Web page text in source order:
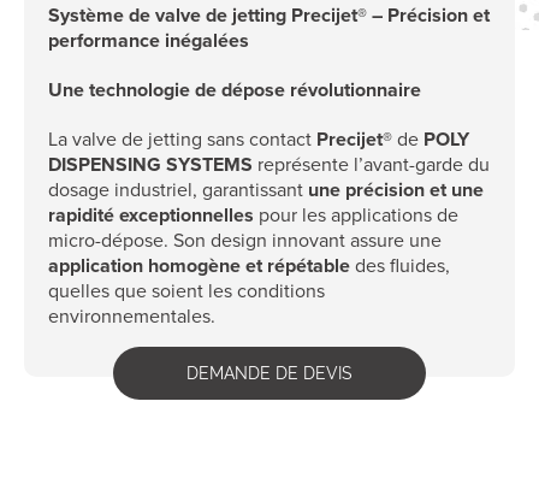
Système de valve de jetting Precijet® – Précision et
performance inégalées
Une technologie de dépose révolutionnaire
La valve de jetting sans contact Precijet®de POLY
DISPENSING SYSTEMS représente l’avant-garde du
dosage industriel, garantissant une précision et une
rapidité exceptionnelles pour les applications de
micro-dépose. Son design innovant assure une
application homogène et répétabledes fluides,
quelles que soient les conditions
environnementales.
DEMANDE DE DEVIS